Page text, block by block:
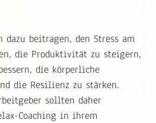
dazu beitragen, den Stress am
die Produktivität zu steigern,
die körperliche
die Resilienz zu stärken.
sollten daher
Coaching in ihrem